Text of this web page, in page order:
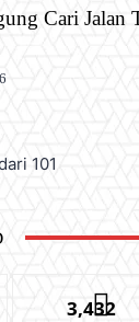
Cari Jalan
101
3,432